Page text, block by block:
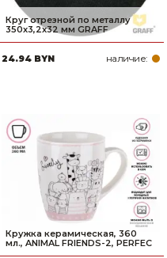
Круг отрезной по металлу
350x3,2x32 мм GRAFF
24.94 BYN наличие:
Кружка керамическая, 360
мл., ANIMAL FRIENDS-2, PERFEC